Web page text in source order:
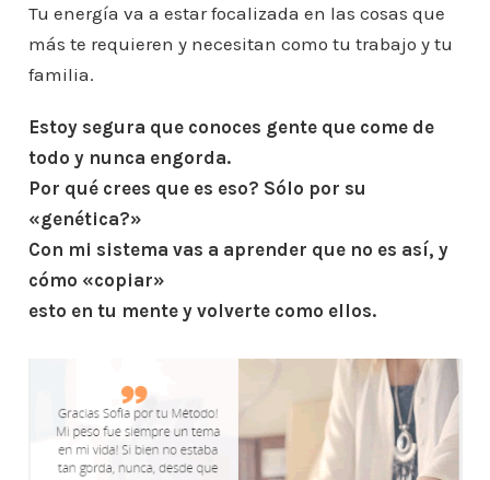
Tu energía va a estar focalizada en las cosas que
más te requieren y necesitan como tu trabajo y tu
familia.
Estoy segura que conoces gente que come de
todo y nunca engorda.
Por qué crees que es eso? Sólo por su
«genética?»
Con mi sistema vas a aprender que no es así, y
cómo «copiar»
esto en tu mente y volverte como ellos.